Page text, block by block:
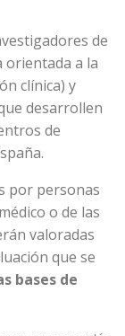
de
orientada a la
clínica) y
desarrollen
de
por personas
o de las
valoradas
que se
bases de